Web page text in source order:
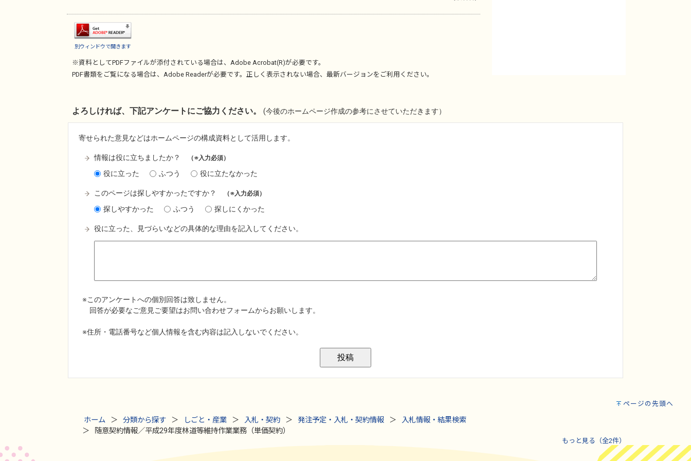
別ウィンドウで開きます
※資料としてPDFファイルが添付されている場合は、 Adobe Acrobat(R)が必要です。
PDF書類をご覧になる場合は、 Adobe Readerが必要です。正しく表示されない場合、最新バージョンをご利用ください。
ページの先頭へ
ホーム 分類から探す しごと・産業 入札・契約 発注予定・入札・契約情報
入札情報・結果検索
随意契約情報／平成29年度林道等維持作業業務（単価契約）
もっと見る（全2件）